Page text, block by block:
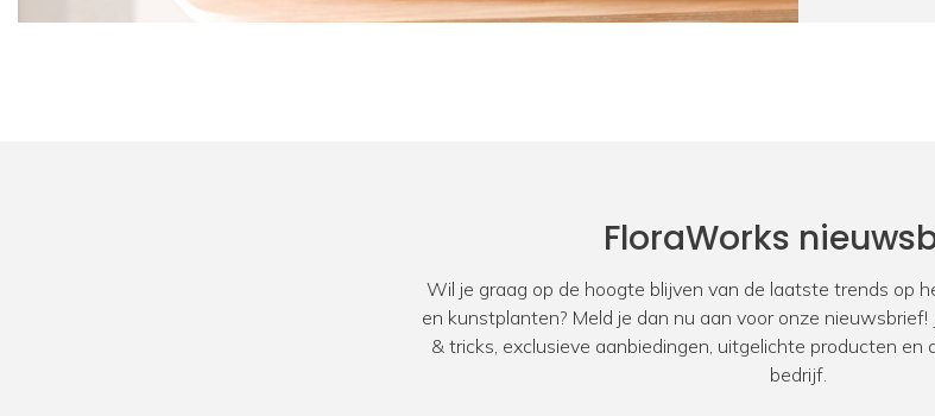
Bij
FloraWorks
Wil je graag op de hoogte blijven van de laatste trends op
en kunstplanten? Meld je dan nu aan voor onze
& tricks, exclusieve aanbiedingen, uitgelichte producten
bedrijf.